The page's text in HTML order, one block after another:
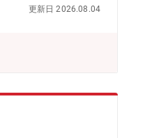
けるやりがいの大き
ディアへ成長を遂
更新日 2026.08.04